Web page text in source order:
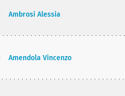
Ambrosi Alessia
Amendola Vincenzo